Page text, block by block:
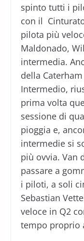
spinto tutti i
con il
pilota più
Maldonado,
intermedia.
della
Intermedio,
prima volta
sessione di
pioggia e,
intermedie si
più ovvia. Van
passare a
i piloti, a soli
Sebastian
veloce in Q2
tempo proprio